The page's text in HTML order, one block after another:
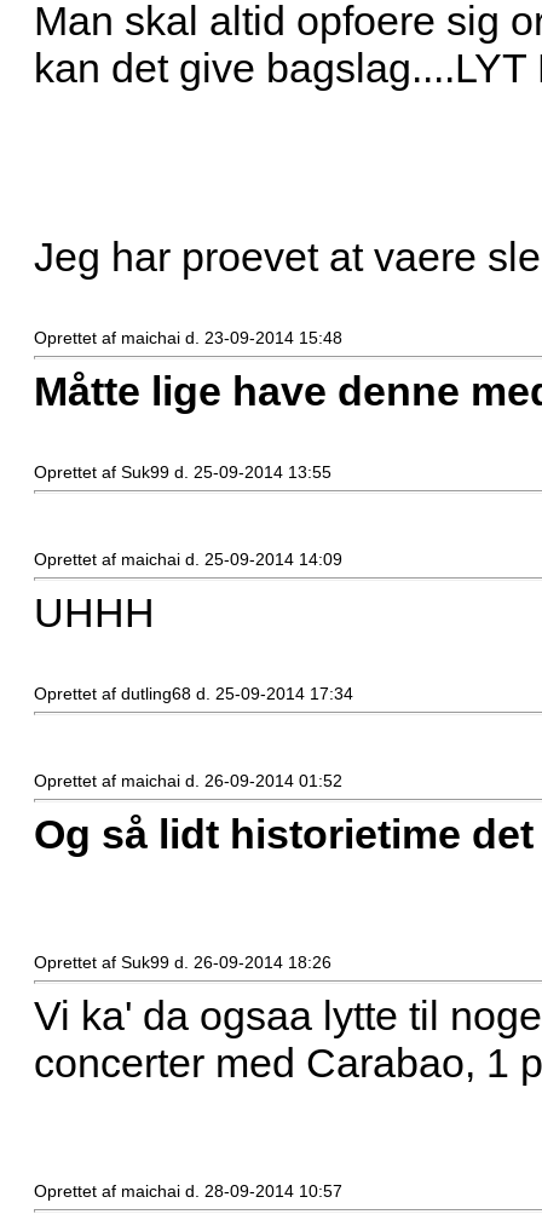
Man skal altid opfoere sig
kan det give bagslag....LYT
Jeg har proevet at vaere
Oprettet af maichai d. 23-09-2014 15:48
Måtte lige have denne
Oprettet af Suk99 d. 25-09-2014 13:55
Oprettet af maichai d. 25-09-2014 14:09
UHHH
Oprettet af dutling68 d. 25-09-2014 17:34
Oprettet af maichai d. 26-09-2014 01:52
Og så lidt historietime
Oprettet af Suk99 d. 26-09-2014 18:26
Vi ka' da ogsaa lytte til
concerter med Carabao, 1
Oprettet af maichai d. 28-09-2014 10:57